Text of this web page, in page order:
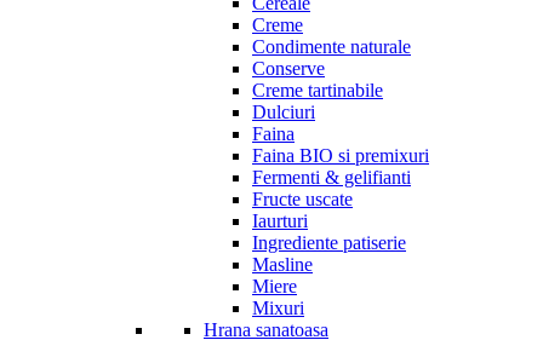
Creme
Condimente naturale
Conserve
Creme tartinabile
Dulciuri
Faina
Faina BIO si premixuri
Fermenti & gelifianti
Fructe uscate
Iaurturi
Ingrediente patiserie
Masline
Miere
Mixuri
Hrana sanatoasa